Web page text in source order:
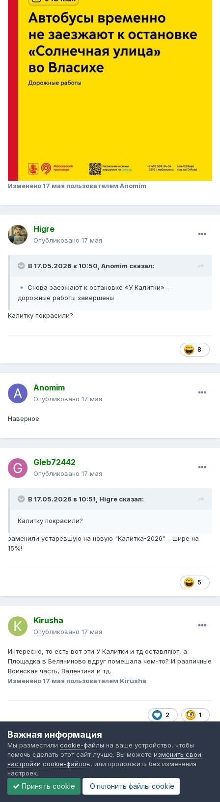
Изменено 17 мая пользователем Anomim
Higre
Опубликовано 17 мая
В 17.05.2026 в 10:50, Anomim сказал:
🔹 Снова заезжают к остановке «У Калитки» —
дорожные работы завершены
Калитку покрасили?
8
Anomim
Опубликовано 17 мая
Наверное
Gleb72442
Опубликовано 17 мая
В 17.05.2026 в 10:51, Higre сказал:
Калитку покрасили?
заменили устаревшую на новую "Калитка-2026" - шире на
15%!
5
Kirusha
Опубликовано 17 мая
Интересно, то есть вот эти У Калитки и тд оставляют, а
Площадка в Беляниново вдруг помешала чем-то? И различные
Воинская часть, Валентина и тд.
Изменено 17 мая пользователем Kirusha
2 1
Higre
Опубликовано17 мая
В 17.05.2026 в 11:08,Kirushaсказал:
Важная информация
Мы разместили cookie-файлы на ваше устройство, чтобы
помочь сделать этот сайт лучше. Вы можете изменить свои
настройки cookie-файлов, или продолжить без изменения
настроек.
Принять cookie Отклонить файлы сookie